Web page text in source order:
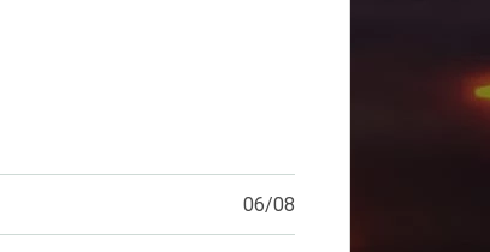
06/08